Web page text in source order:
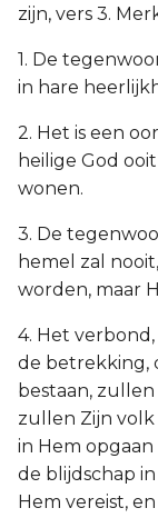
zijn, vers 3.
1. De
in hare
2. Het is een
heilige God
wonen.
3. De
hemel zal
worden, maar
4. Het
de betrekking,
bestaan,
zullen Zijn
in Hem
de blijdschap
Hem vereist,